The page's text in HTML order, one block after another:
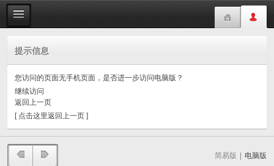
提示信息
您访问的页面无手机页面，是否进一步访问电脑版？
继续访问
返回上一页
[ 点击这里返回上一页 ]
简易版 电脑版